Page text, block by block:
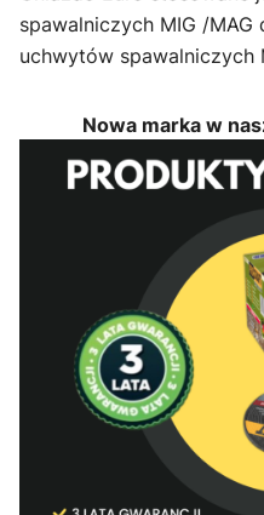
spawalniczych MIG /MAG
uchwytów spawalniczych
Nowa marka w